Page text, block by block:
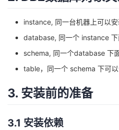
instance, 同一台机器上可以安
database, 同一个 instance 下
schema, 同一个database 下
table，同一个 schema 下可以
3. 安装前的准备
3.1 安装依赖